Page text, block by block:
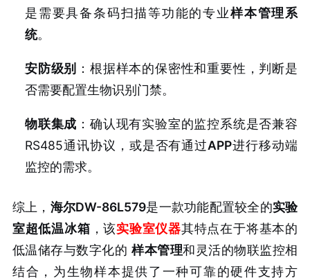
是需要具备条码扫描等功能的专业样本管理系
统。
安防级别
：根据样本的保密性和重要性，判断是
否需要配置生物识别门禁。
物联集成 ：确认现有实验室的监控系统是否兼容
RS485通讯协议，或是否有通过APP进行移动端
监控的需求。
综上， 海尔DW-86L579是一款功能配置较全的实验
室超低温冰箱 ，该实验室仪器其特点在于将基本的
低温储存与数字化的 样本管理和灵活的物联监控相
结合，为生物样本提供了一种可靠的硬件支持方